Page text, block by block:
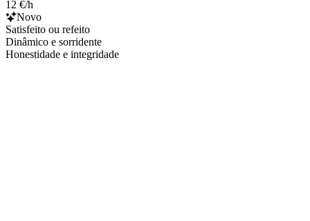
12 €/h
Novo
Satisfeito ou refeito
Dinâmico e sorridente
Honestidade e integridade